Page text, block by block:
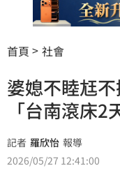
首頁 社會
婆媳不睦尪
「台南滾床
記者 羅欣怡 報導
2026/05/27 12:41:00